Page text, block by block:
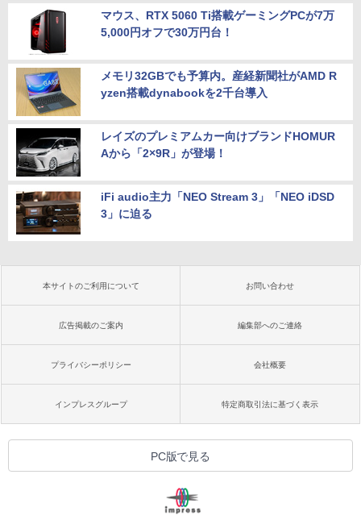
マウス、RTX 5060 Ti搭載ゲーミングPCが7万
5,000円オフで30万円台！
メモリ32GBでも予算内。産経新聞社がAMD R
yzen搭載dynabookを2千台導入
レイズのプレミアムカー向けブランドHOMUR
Aから「2×9R」が登場！
iFi audio主力「NEO Stream 3」「NEO iDSD
3」に迫る
本サイトのご利用について お問い合わせ
広告掲載のご案内 編集部へのご連絡
プライバシーポリシー 会社概要
インプレスグループ 特定商取引法に基づく表示
PC版で見る